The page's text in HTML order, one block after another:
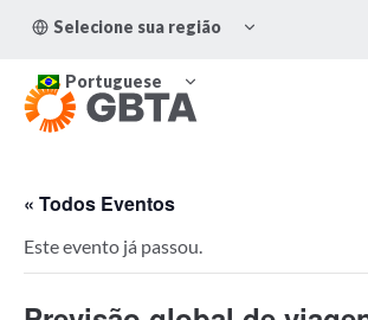
para
Conteúdo
Selecione sua região
MENU
Portuguese
MENU
FILHO
« Todos Eventos
Este evento já passou.